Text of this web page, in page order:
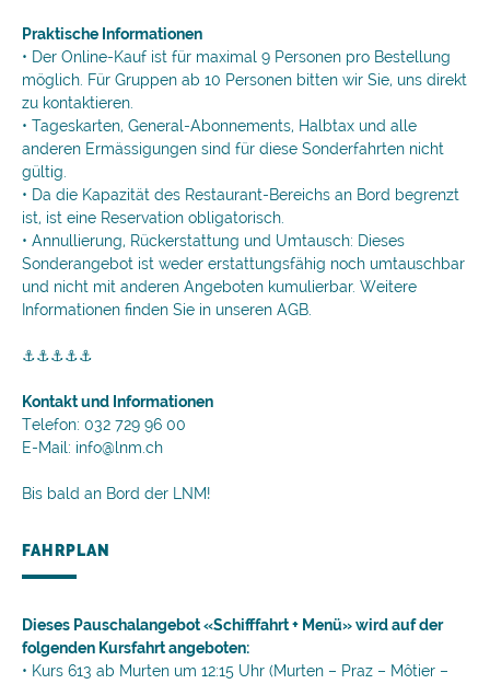
Praktische Informationen
• Der Online-Kauf ist für maximal 9 Personen pro Bestellung
möglich. Für Gruppen ab 10 Personen bitten wir Sie, uns direkt
zu kontaktieren.
• Tageskarten, General-Abonnements, Halbtax und alle
anderen Ermässigungen sind für diese Sonderfahrten nicht
gültig.
• Da die Kapazität des Restaurant-Bereichs an Bord begrenzt
ist, ist eine Reservation obligatorisch.
• Annullierung, Rückerstattung und Umtausch: Dieses
Sonderangebot ist weder erstattungsfähig noch umtauschbar
und nicht mit anderen Angeboten kumulierbar. Weitere
Informationen finden Sie in unseren AGB.
⚓⚓⚓⚓⚓
Kontakt und Informationen
Telefon: 032 729 96 00
E-Mail: info@lnm.ch
Bis bald an Bord der LNM!
FAHRPLAN
Dieses Pauschalangebot «Schifffahrt + Menü» wird auf der
folgenden Kursfahrt angeboten:
• Kurs 613 ab Murten um 12:15 Uhr (Murten – Praz – Môtier –